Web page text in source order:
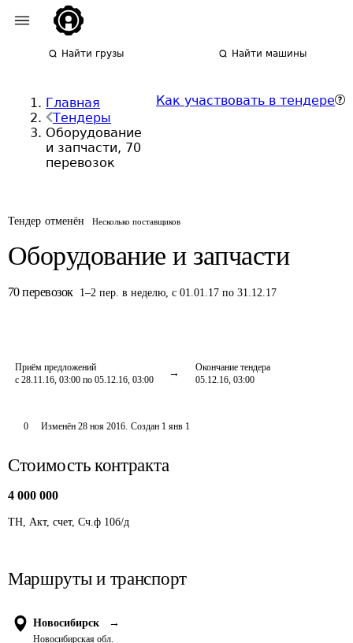
Найти грузы Найти машины
Главная
Тендеры
Оборудование
и запчасти, 70
перевозок
Как участвовать в тендере
Тендер отменён Несколько поставщиков
Оборудование и запчасти
70 перевозок 1–2 пер. в неделю, с 01.01.17 по 31.12.17
Приём предложений
с 28.11.16, 03:00 по 05.12.16, 03:00
Окончание тендера
05.12.16, 03:00
0 Изменён 28 ноя 2016. Создан 1 янв 1
Стоимость контракта
4 000 000
ТН, Акт, счет, Сч.ф 10б/д
Маршруты и транспорт
Новосибирск →
Новосибирская обл.